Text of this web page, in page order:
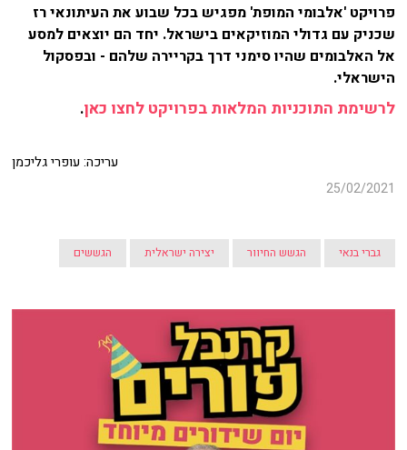
פרויקט 'אלבומי המופת' מפגיש בכל שבוע את העיתונאי רז
שכניק עם גדולי המוזיקאים בישראל. יחד הם יוצאים למסע
אל האלבומים שהיו סימני דרך בקריירה שלהם - ובפסקול
הישראלי.
לרשימת התוכניות המלאות בפרויקט לחצו כאן.
עריכה: עופרי גליכמן
25/02/2021
גברי בנאי הגשש החיוור יצירה ישראלית הגששים